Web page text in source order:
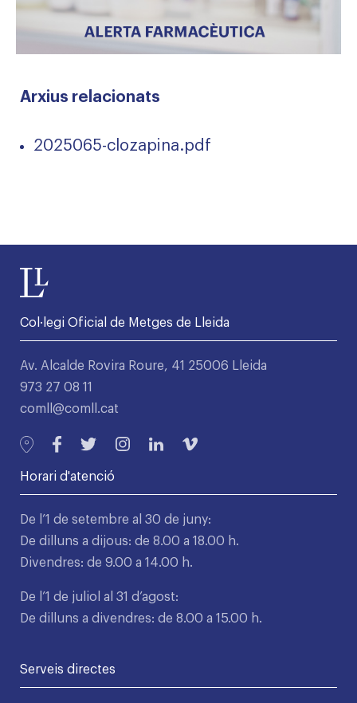
Arxius relacionats
2025065-clozapina.pdf
Col·legi Oficial de Metges de Lleida
Av. Alcalde Rovira Roure, 41 25006 Lleida
973 27 08 11
comll@comll.cat
Horari d'atenció
De l’1 de setembre al 30 de juny:
De dilluns a dijous: de 8.00 a 18.00 h.
Divendres: de 9.00 a 14.00 h.
De l’1 de juliol al 31 d’agost:
De dilluns a divendres: de 8.00 a 15.00 h.
Serveis directes